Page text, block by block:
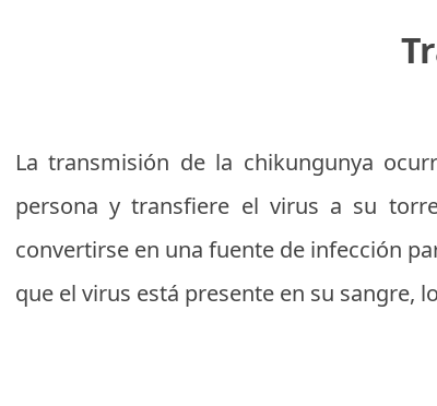
La transmisión de la chikungunya
persona y transfiere el virus a su
convertirse en una fuente de infección
que el virus está presente en su sangre,